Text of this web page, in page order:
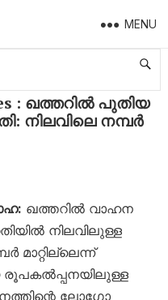
MENU
വാഹന നമ്പർ പ്ലേറ്റ് പദ്ധതി: നിലവിലെ നമ്പർ മാറുമോ ?
: ഖത്തറിൽ പുതിയ
നിലവിലെ നമ്പർ
ഖത്തറിൽ വാഹന
നിലവിലുള്ള
രൂപകൽപ്പനയിലുള്ള
ലോഗോ